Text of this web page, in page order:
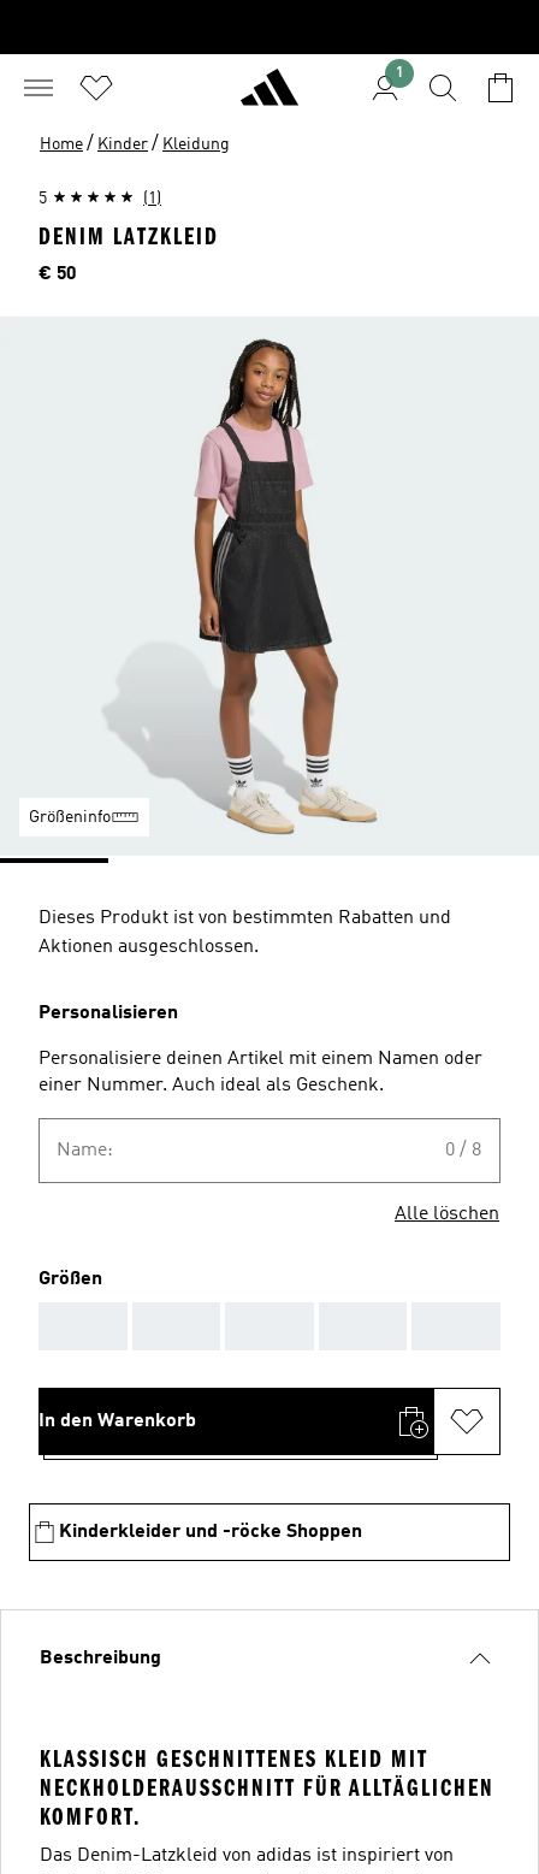
1
Home / Kinder / Kleidung
5 (1)
DENIM LATZKLEID
Preis
€ 50
Größeninfo
Dieses Produkt ist von bestimmten Rabatten und
Aktionen ausgeschlossen.
Personalisieren
Personalisiere deinen Artikel mit einem Namen oder
einer Nummer. Auch ideal als Geschenk.
Name: 0 / 8
Alle löschen
Größen
In den Warenkorb
Kinderkleider und -röcke Shoppen
Beschreibung
KLASSISCH GESCHNITTENES KLEID MIT
NECKHOLDERAUSSCHNITT FÜR ALLTÄGLICHEN
KOMFORT.
Das Denim-Latzkleid von adidas ist inspiriert von